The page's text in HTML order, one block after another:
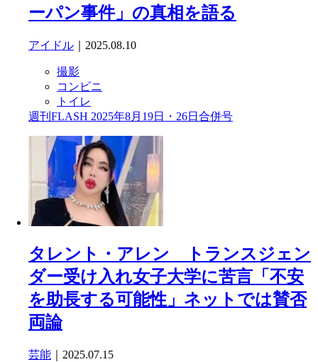
ーパン事件」の真相を語る
アイドル ｜2025.08.10
撮影
コンビニ
トイレ
週刊FLASH 2025年8月19日・26日合併号
タレント・アレン トランスジェン
ダー受け入れ女子大学に苦言「不安
を助長する可能性」ネットでは賛否
両論
芸能 ｜2025.07.15